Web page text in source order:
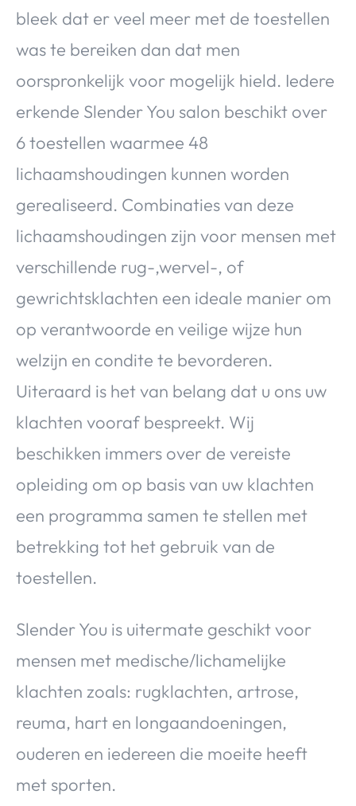
bleek dat er veel meer met de toestellen
was te bereiken dan dat men
oorspronkelijk voor mogelijk hield. Iedere
erkende Slender You salon beschikt over
6 toestellen waarmee 48
lichaamshoudingen kunnen worden
gerealiseerd. Combinaties van deze
lichaamshoudingen zijn voor mensen met
verschillende rug-,wervel-, of
gewrichtsklachten een ideale manier om
op verantwoorde en veilige wijze hun
welzijn en condite te bevorderen.
Uiteraard is het van belang dat u ons uw
klachten vooraf bespreekt. Wij
beschikken immers over de vereiste
opleiding om op basis van uw klachten
een programma samen te stellen met
betrekking tot het gebruik van de
toestellen.
Slender You is uitermate geschikt voor
mensen met medische/lichamelijke
klachten zoals: rugklachten, artrose,
reuma, hart en longaandoeningen,
ouderen en iedereen die moeite heeft
met sporten.